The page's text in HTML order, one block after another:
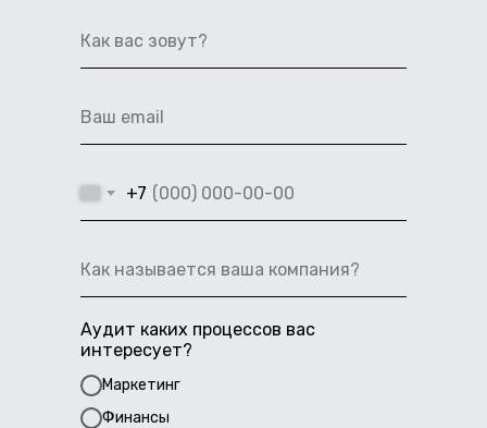
+7
Аудит каких процессов вас
интересует?
Маркетинг
Финансы